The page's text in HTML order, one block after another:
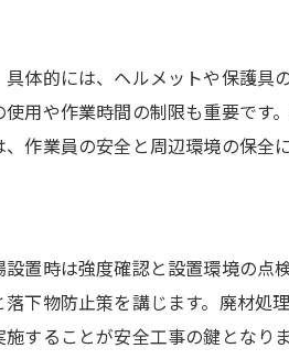
ル解体の進め方
体の実践知識
成功事例と実践ポイント
ル解体の課題と解決策
実践例と導入効果
トラブル防止対策
体的には、ヘルメットや保護具
用や作業時間の制限も重要です
作業員の安全と周辺環境の保全に
置時は強度確認と設置環境の点
下物防止策を講じます。廃材処
することが安全工事の鍵となりま